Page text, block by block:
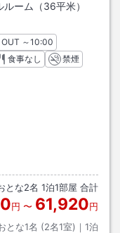
ルーム（36平米）
ン
OUT チェックアウト
～10:00
食事なし
禁煙
とな2名 1泊1部屋 合計
円 〜 61,920円
とな1名 (2名1室)｜ 1泊